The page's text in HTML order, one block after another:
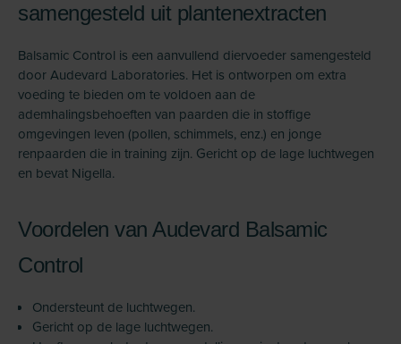
samengesteld uit plantenextracten
Balsamic Control is een aanvullend diervoeder samengesteld
door Audevard Laboratories. Het is ontworpen om extra
voeding te bieden om te voldoen aan de
ademhalingsbehoeften van paarden die in stoffige
omgevingen leven (pollen, schimmels, enz.) en jonge
renpaarden die in training zijn. Gericht op de lage luchtwegen
en bevat Nigella.
Voordelen van Audevard Balsamic
Control
Ondersteunt de luchtwegen.
Gericht op de lage luchtwegen.